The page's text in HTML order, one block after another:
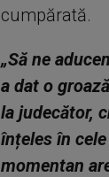
cumpărată.
„Să ne
a dat o
la judecător,
înțeles în
momentan